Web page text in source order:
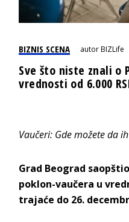
BIZNIS SCENA autorBIZLife
Sve što niste znali o
vrednosti od 6.000
Vaučeri: Gde možete da
Grad Beograd
poklon-vaučera u
trajaće do 26.